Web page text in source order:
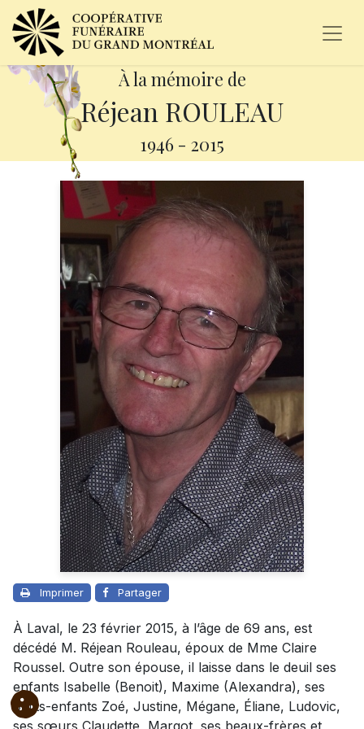
À la mémoire de
Réjean ROULEAU
1946 - 2015
Imprimer Partager
À Laval, le 23 février 2015, à l’âge de 69 ans, est
décédé M. Réjean Rouleau, époux de Mme Claire
Roussel. Outre son épouse, il laisse dans le deuil ses
enfants Isabelle (Benoit), Maxime (Alexandra), ses
petits-enfants Zoé, Justine, Mégane, Éliane, Ludovic,